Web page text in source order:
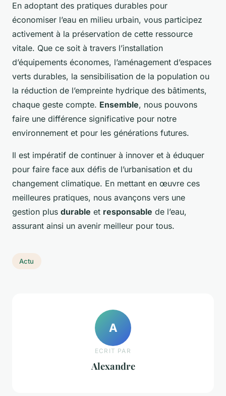
En adoptant des pratiques durables pour
économiser l’eau en milieu urbain, vous participez
activement à la préservation de cette ressource
vitale. Que ce soit à travers l’installation
d’équipements économes, l’aménagement d’espaces
verts durables, la sensibilisation de la population ou
la réduction de l’empreinte hydrique des bâtiments,
chaque geste compte. Ensemble, nous pouvons
faire une différence significative pour notre
environnement et pour les générations futures.
Il est impératif de continuer à innover et à éduquer
pour faire face aux défis de l’urbanisation et du
changement climatique. En mettant en œuvre ces
meilleures pratiques, nous avançons vers une
gestion plus durable et responsable de l’eau,
assurant ainsi un avenir meilleur pour tous.
Actu
A
ECRIT PAR
Alexandre